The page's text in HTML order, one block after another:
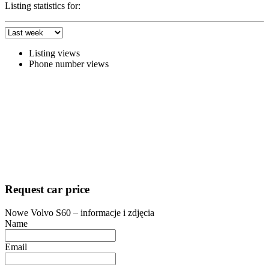
Listing statistics for:
Listing views
Phone number views
Request car price
Nowe Volvo S60 – informacje i zdjęcia
Name
Email